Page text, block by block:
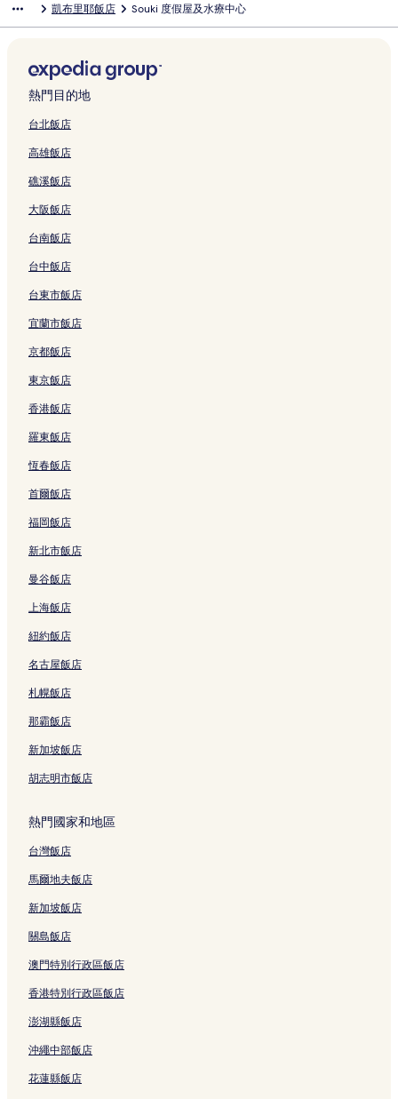
結
F
的
連
結
s
結
'
t
e
s
的
結
S
j
a
c
的
結
g
連
結
m
b
s
d
'
H
t
s
的
連
結
連
結
g
c
的
連
結
t
連
結
連
結
M
o
è
r
e
的
結
M
g
e
r
e
的
結
l
n
的
連
結
l
m
o
n
t
'
e
r
a
u
t
連
結
P
x
的
連
結
x
結
L
z
e
n
a
的
結
a
i
s
t
i
l
r
i
e
d
P
z
e
n
a
s
的
結
i
n
d
e
S
p
i
e
的
連
凱布里耶飯店 Souki 度假屋及水療中心
熱門目的地
台北飯店
高雄飯店
礁溪飯店
大阪飯店
台南飯店
台中飯店
台東市飯店
宜蘭市飯店
京都飯店
東京飯店
香港飯店
羅東飯店
恆春飯店
首爾飯店
福岡飯店
新北市飯店
曼谷飯店
上海飯店
紐約飯店
名古屋飯店
札幌飯店
那霸飯店
新加坡飯店
胡志明市飯店
熱門國家和地區
台灣飯店
馬爾地夫飯店
新加坡飯店
關島飯店
澳門特別行政區飯店
香港特別行政區飯店
澎湖縣飯店
沖繩中部飯店
花蓮縣飯店